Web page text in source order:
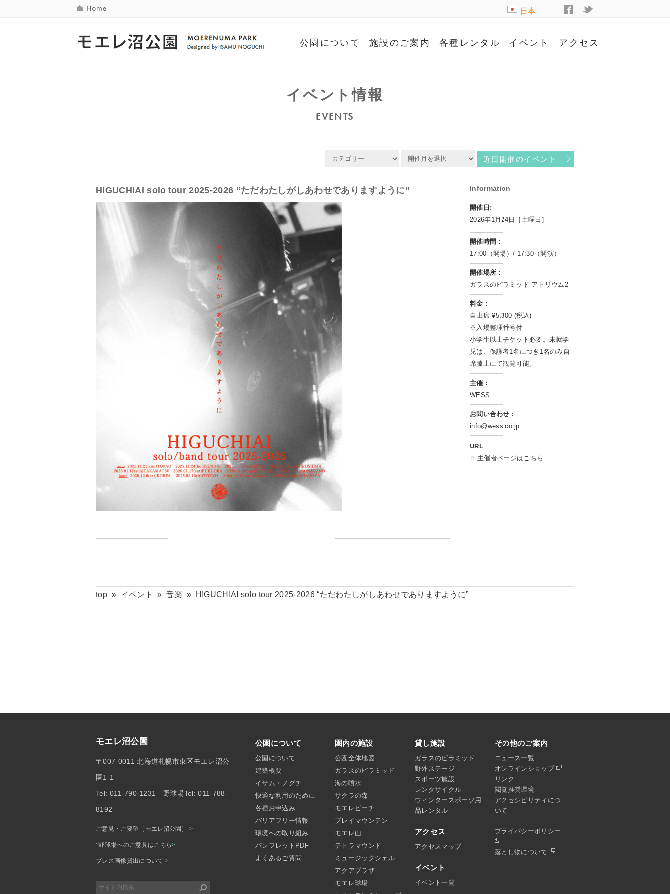
日本
公園について 施設のご案内 各種レンタル イベント アクセス
イベント情報
EVENTS
近日開催のイベント
HIGUCHIAI solo tour 2025-2026 “ただわたしがしあわせでありますように” Information
開催日:
2026年1月24日［土曜日］
開催時間：
17:00（開場）/ 17:30（開演）
開催場所：
ガラスのピラミッド アトリウム2
料金：
自由席 ¥5,300 (税込)
※入場整理番号付
小学生以上チケット必要。未就学
児は、保護者1名につき1名のみ自
席膝上にて観覧可能。
主催：
WESS
お問い合わせ：
info@wess.co.jp
URL
主催者ページはこちら
top» イベント »音楽 » HIGUCHIAI solo tour 2025-2026 “ただわたしがしあわせでありますように”
モエレ沼公園
〒007-0011 北海道札幌市東区モエレ沼公
園1-1
Tel: 011-790-1231 野球場Tel: 011-788-
8192
ご意見・ご要望［モエレ沼公園］>
*野球場へのご意見はこちら>
プレス画像貸出について >
公園について
公園について
建築概要
イサム・ノグチ
快適な利用のために
各種お申込み
バリアフリー情報
環境への取り組み
パンフレットPDF
よくあるご質問
園内の施設
公園全体地図
ガラスのピラミッド
海の噴水
サクラの森
モエレビーチ
プレイマウンテン
モエレ山
テトラマウンド
ミュージックシェル
アクアプラザ
モエレ球場
貸し施設
ガラスのピラミッド
野外ステージ
スポーツ施設
レンタサイクル
ウィンタースポーツ用
品レンタル
アクセス
アクセスマップ
イベント
イベント一覧
その他のご案内
ニュース一覧
オンラインショップ
リンク
閲覧推奨環境
アクセシビリティにつ
いて
プライバシーポリシー
落とし物について